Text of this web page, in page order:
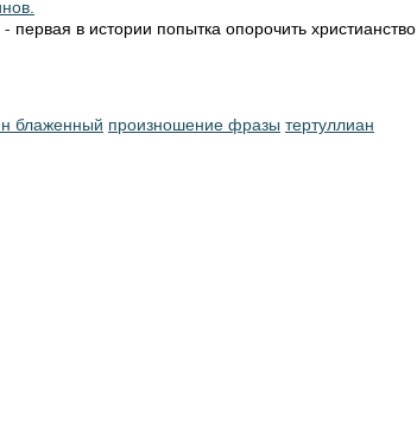
- первая в истории попытка опорочить христианство
блаженный произношение фразы тертуллиан